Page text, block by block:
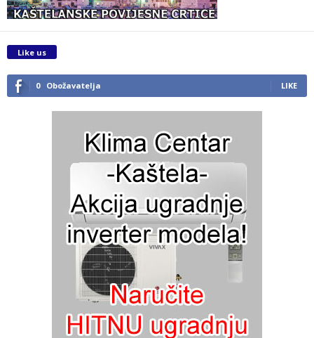
Like us
0 Obožavatelja LIKE